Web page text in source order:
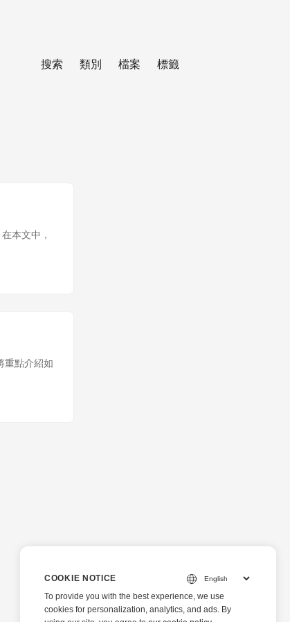
搜索 類別 檔案 標籤
本文中，
重點介紹如
COOKIE NOTICE
To provide you with the best experience, we use
cookies for personalization, analytics, and ads. By